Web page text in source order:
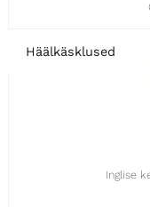
Häälkäsklused
Inglise